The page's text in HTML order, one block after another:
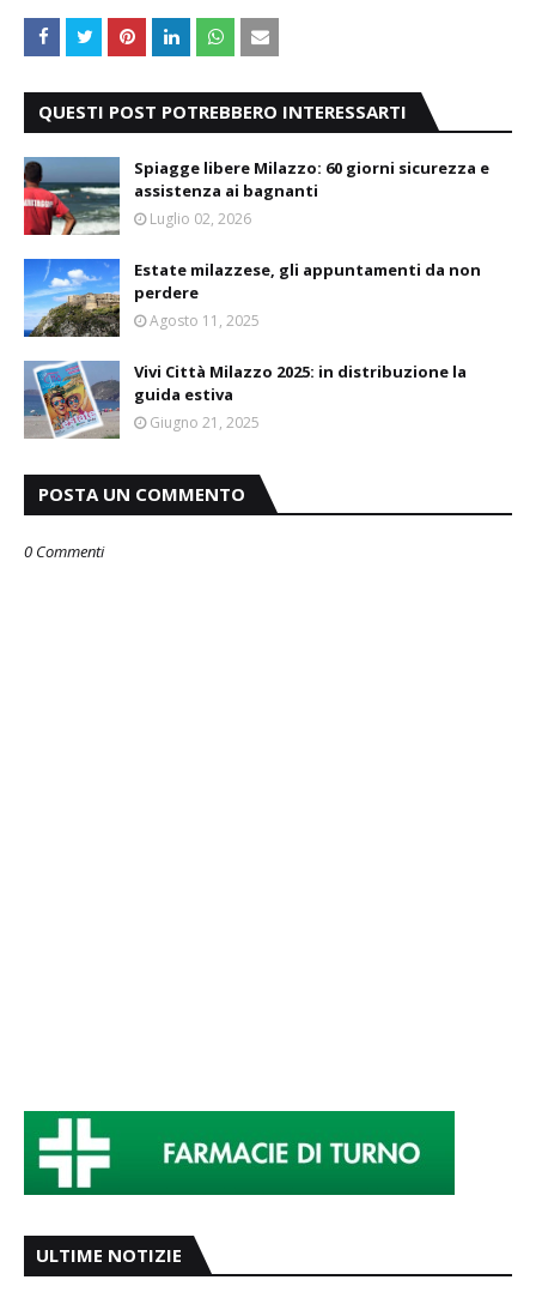
QUESTI POST POTREBBERO INTERESSARTI
Spiagge libere Milazzo: 60 giorni sicurezza e
assistenza ai bagnanti
Luglio 02, 2026
Estate milazzese, gli appuntamenti da non
perdere
Agosto 11, 2025
Vivi Città Milazzo 2025: in distribuzione la
guida estiva
Giugno 21, 2025
POSTA UN COMMENTO
0 Commenti
ULTIME NOTIZIE